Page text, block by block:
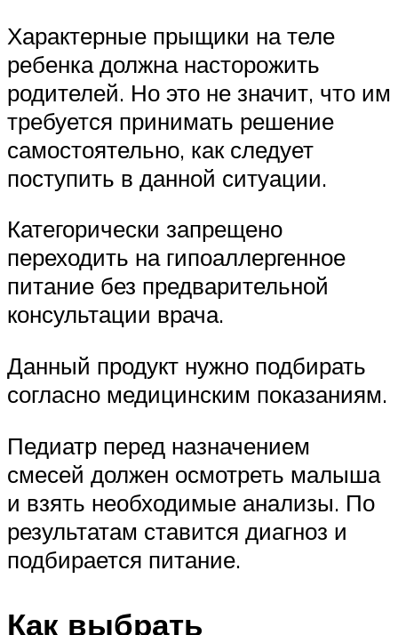
Характерные прыщики на теле
ребенка должна насторожить
родителей. Но это не значит, что им
требуется принимать решение
самостоятельно, как следует
поступить в данной ситуации.
Категорически запрещено
переходить на гипоаллергенное
питание без предварительной
консультации врача.
Данный продукт нужно подбирать
согласно медицинским показаниям.
Педиатр перед назначением
смесей должен осмотреть малыша
и взять необходимые анализы. По
результатам ставится диагноз и
подбирается питание.
Как выбрать